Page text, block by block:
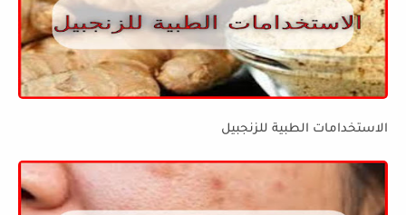
الاستخدامات الطبية للزنجبيل